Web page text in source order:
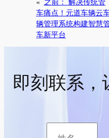
« 之前： 解决传统管
车痛点！元道车辆云
辆管理系统构建智慧
车新平台
即刻联系，